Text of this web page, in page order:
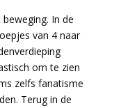
In de
van 4 naar
om te zien
zelfs fanatisme
Terug in de